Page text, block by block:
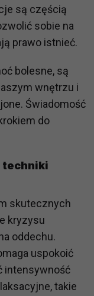
są częścią
sobie na
prawo istnieć.
bolesne, są
wnętrzu i
Świadomość
do
techniki
skutecznych
kryzysu
oddechu.
uspokoić
intensywność
takie